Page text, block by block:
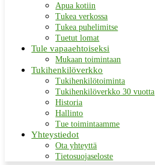
Apua kotiin
Tukea verkossa
Tukea puhelimitse
Tuetut lomat
Tule vapaaehtoiseksi
Mukaan toimintaan
Tukihenkilöverkko
Tukihenkilötoiminta
Tukihenkilöverkko 30 vuotta
Historia
Hallinto
Tue toimintaamme
Yhteystiedot
Ota yhteyttä
Tietosuojaseloste